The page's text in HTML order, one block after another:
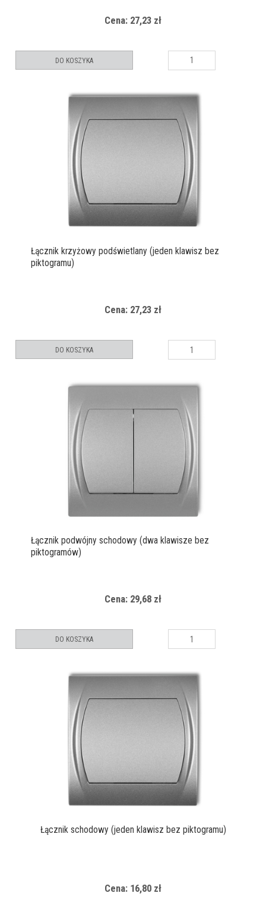
Cena: 27,23 zł
DO KOSZYKA
Łącznik krzyżowy podświetlany (jeden klawisz bez
piktogramu)
Cena: 27,23 zł
DO KOSZYKA
Łącznik podwójny schodowy (dwa klawisze bez
piktogramów)
Cena: 29,68 zł
DO KOSZYKA
Łącznik schodowy (jeden klawisz bez piktogramu)
Cena: 16,80 zł